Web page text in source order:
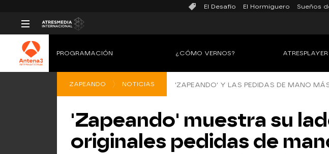
El Desafío El Hormiguero Sueños
PROGRAMACIÓN ¿CÓMO VERNOS? ATRESPLAYER
ZAPEANDO NOTICIAS 'ZAPEANDO' Y LAS PEDIDAS DE MANO
'Zapeando' muestra su
originales pedidas de